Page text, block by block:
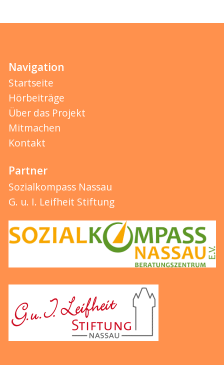
Navigation
Startseite
Hörbeiträge
Über das Projekt
Mitmachen
Kontakt
Partner
Sozialkompass Nassau
G. u. I. Leifheit Stiftung